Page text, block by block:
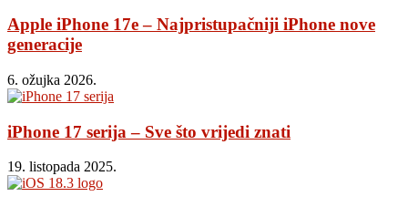
Apple iPhone 17e – Najpristupačniji iPhone nove
generacije
6. ožujka 2026.
iPhone 17 serija – Sve što vrijedi znati
19. listopada 2025.